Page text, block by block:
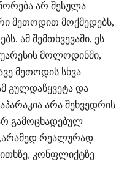
არ შესულა
მეთოდით მოქმედებს,
ამ შემთხვევაში, ეს
მოლოდინში,
მეთოდის სხვა
გულდაწყვეტა და
არა შეხვედრის
გამოცხადებულ
რეალურად
კონფლიქტზე